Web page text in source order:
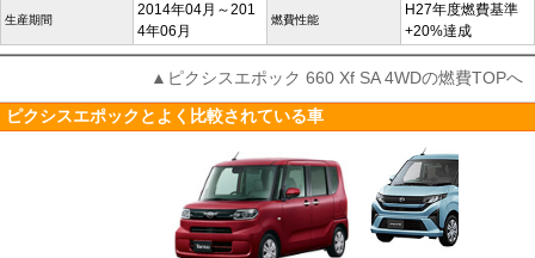
生産期間
2014年04月～201
4年06月
燃費性能
H27年度燃費基準
+20%達成
▲ピクシスエポック 660 Xf SA 4WDの燃費TOPへ
ピクシスエポックとよく比較されている車